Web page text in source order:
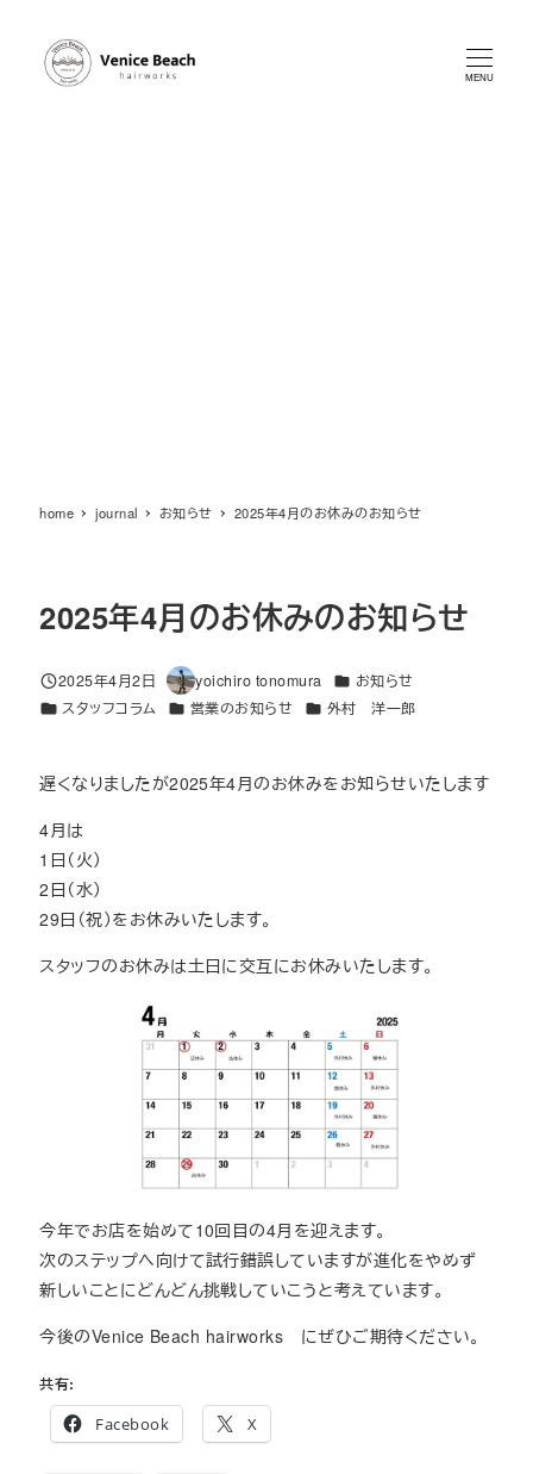
MENU
home journal お知らせ 2025年4月のお休みのお知らせ
2025年4月のお休みのお知らせ
投稿日
2025年4月2日
著
者
yoichiro tonomura カテゴリー
お知らせ
カテゴリー
スタッフコラム カテゴリー
営業のお知らせ カテゴリー
外村 洋一郎
遅くなりましたが2025年4月のお休みをお知らせいたします
4月は
1日（火）
2日（水）
29日（祝）をお休みいたします。
スタッフのお休みは土日に交互にお休みいたします。
今年でお店を始めて10回目の4月を迎えます。
次のステップへ向けて試行錯誤していますが進化をやめず
新しいことにどんどん挑戦していこうと考えています。
今後のVenice Beach hairworks にぜひご期待ください。
共有:
Facebook
X